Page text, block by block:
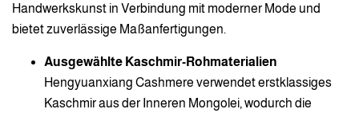
Handwerkskunst in Verbindung mit moderner Mode und
bietet zuverlässige Maßanfertigungen.
Ausgewählte Kaschmir-Rohmaterialien
Hengyuanxiang Cashmere verwendet erstklassiges
Kaschmir aus der Inneren Mongolei, wodurch die